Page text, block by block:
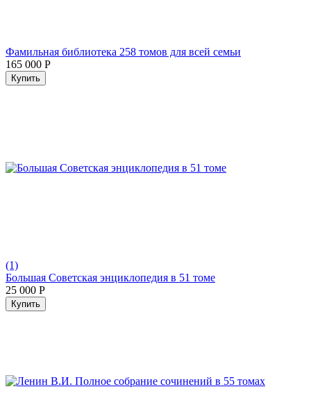
Фамильная библиотека 258 томов для всей семьи
165 000 Р
Купить
(1)
Большая Советская энциклопедия в 51 томе
25 000 Р
Купить